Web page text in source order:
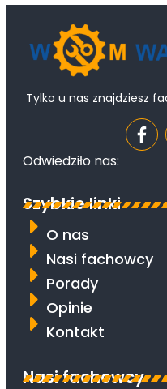
Tylko u nas znajdziesz
Odwiedziło nas:
Szybkie linki
O nas
Nasi fachowcy
Porady
Opinie
Kontakt
Nasi fachowcy